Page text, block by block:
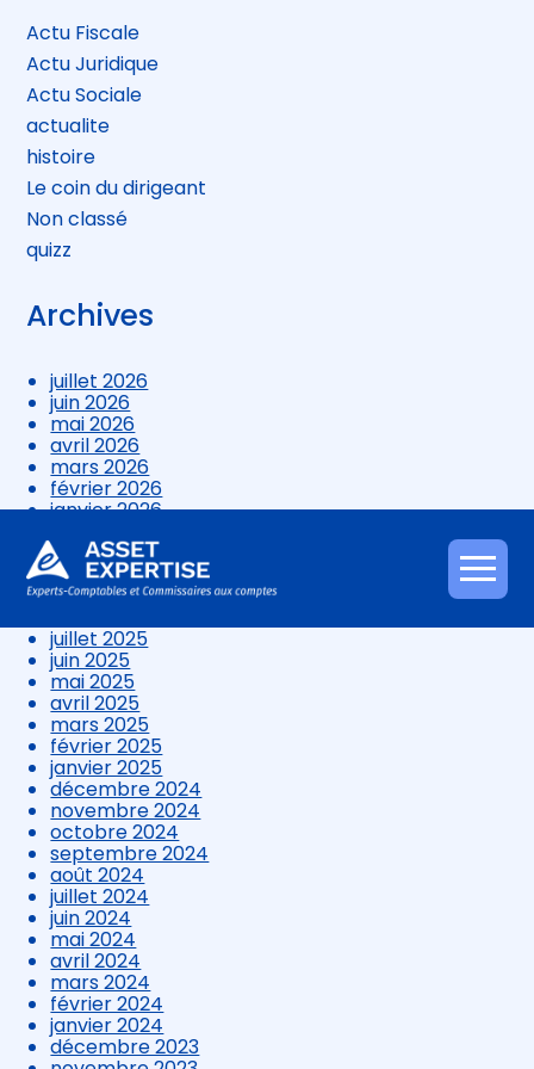
Aller
au
Actu Fiscale
Actu Juridique
Actu Sociale
actualite
histoire
Le coin du dirigeant
Non classé
quizz
Archives
juillet 2026
juin 2026
mai 2026
avril 2026
mars 2026
février 2026
janvier 2026
novembre 2025
octobre 2025
septembre 2025
juillet 2025
juin 2025
mai 2025
avril 2025
mars 2025
février 2025
janvier 2025
décembre 2024
novembre 2024
octobre 2024
septembre 2024
août 2024
juillet 2024
juin 2024
mai 2024
avril 2024
mars 2024
février 2024
janvier 2024
décembre 2023